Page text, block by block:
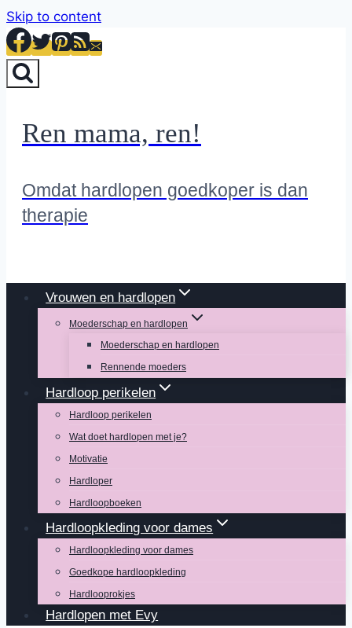
Skip to content
Ren mama, ren!
Omdat hardlopen goedkoper is dan
therapie
Vrouwen en hardlopen
Moederschap en hardlopen
Moederschap en hardlopen
Rennende moeders
Hardloop perikelen
Hardloop perikelen
Wat doet hardlopen met je?
Motivatie
Hardloper
Hardloopboeken
Hardloopkleding voor dames
Hardloopkleding voor dames
Goedkope hardloopkleding
Hardlooprokjes
Hardlopen met Evy